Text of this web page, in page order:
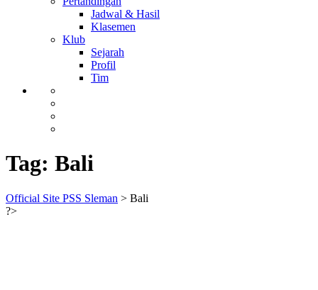
Jadwal & Hasil
Klasemen
Klub
Sejarah
Profil
Tim
Tag: Bali
Official Site PSS Sleman > Bali
?>